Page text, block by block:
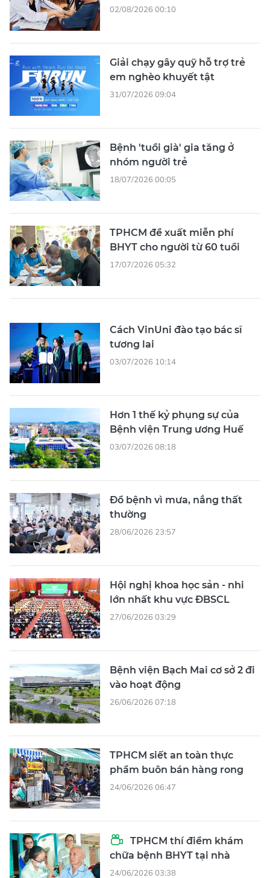
02/08/2026 00:10
Giải chạy gây quỹ hỗ trợ trẻ
em nghèo khuyết tật
31/07/2026 09:04
Bệnh 'tuổi già' gia tăng ở
nhóm người trẻ
18/07/2026 00:05
TPHCM đề xuất miễn phí
BHYT cho người từ 60 tuổi
17/07/2026 05:32
Cách VinUni đào tạo bác sĩ
tương lai
03/07/2026 10:14
Hơn 1 thế kỷ phụng sự của
Bệnh viện Trung ương Huế
03/07/2026 08:18
Đổ bệnh vì mưa, nắng thất
thường
28/06/2026 23:57
Hội nghị khoa học sản - nhi
lớn nhất khu vực ĐBSCL
27/06/2026 03:29
Bệnh viện Bạch Mai cơ sở 2 đi
vào hoạt động
26/06/2026 07:18
TPHCM siết an toàn thực
phẩm buôn bán hàng rong
24/06/2026 06:47
TPHCM thí điểm khám
chữa bệnh BHYT tại nhà
24/06/2026 03:38